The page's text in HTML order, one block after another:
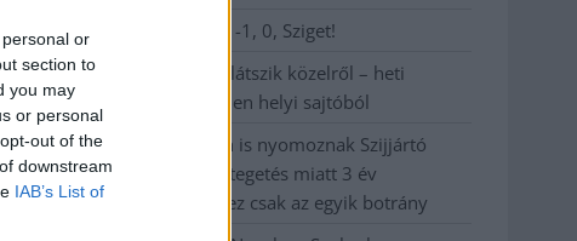
or
section to
you may
or personal
out of the
downstream
IAB’s List of
Visszaszámlálás indul: -1, 0, Sziget!
Magyarország jobban látszik közelről – heti
médiaszemle a független helyi sajtóból
Már magasabb szinten is nyomoznak Szijjártó
büntetőügyében, vesztegetés miatt 3 év
letöltendőt kaphat és ez csak az egyik botrány